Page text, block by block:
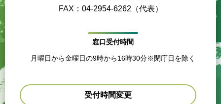
FAX：04-2954-6262（代表）
窓口受付時間
月曜日から金曜日の9時から16時30分※閉庁日を除く
受付時間変更